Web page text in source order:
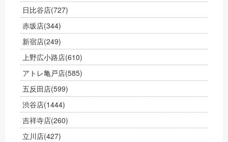
日比谷店(727)
赤坂店(344)
新宿店(249)
上野広小路店(610)
アトレ亀戸店(585)
五反田店(599)
渋谷店(1444)
吉祥寺店(260)
立川店(427)